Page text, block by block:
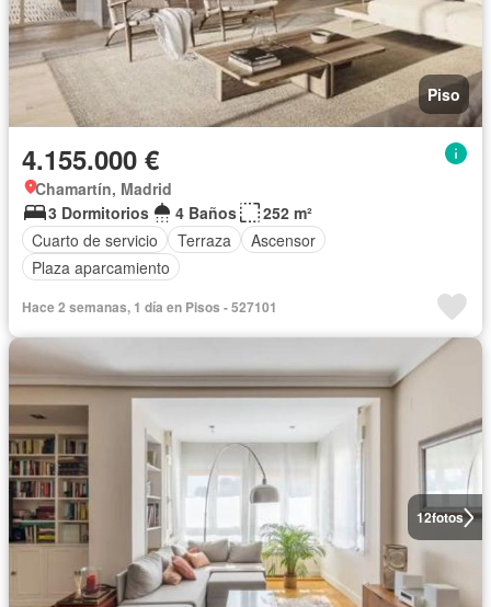
Piso
4.155.000 €
Chamartín, Madrid
3 Dormitorios
4 Baños
252 m²
Cuarto de servicio
Terraza
Ascensor
Plaza aparcamiento
Hace 2 semanas, 1 día en Pisos - 527101
12fotos